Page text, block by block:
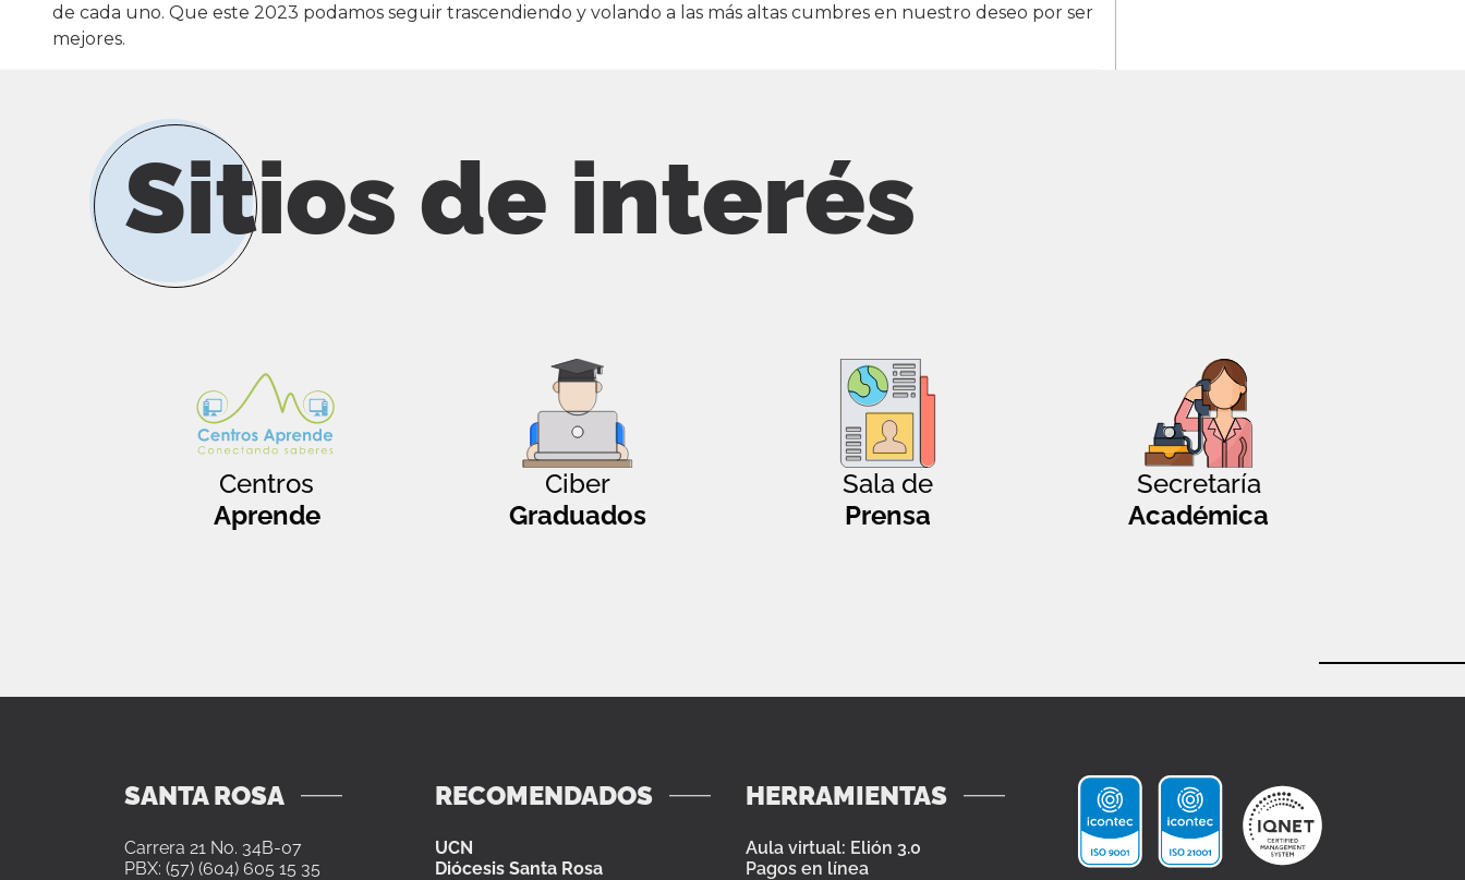
de cada uno. Que este 2023 podamos seguir trascendiendo y volando a las más altas cumbres en nuestro deseo por ser
mejores.
Sitios de interés
Centros
Aprende
Ciber
Graduados
Sala de
Prensa
Secretaría
Académica
SANTA ROSA
Carrera 21 No. 34B-07
PBX: (57) (604) 605 15 35
RECOMENDADOS
UCN
Diócesis Santa Rosa
HERRAMIENTAS
Aula virtual: Elión 3.0
Pagos en línea